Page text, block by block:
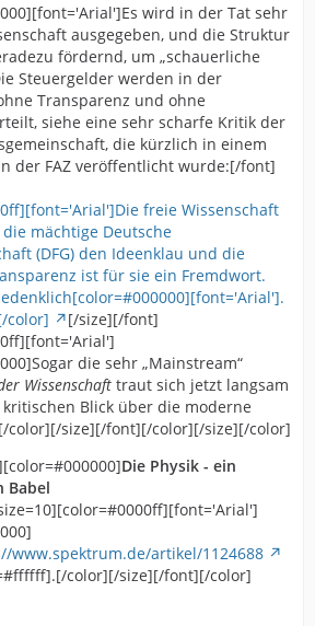
wird in der Tat sehr
ausgegeben, und die Struktur
fördernd, um „schauerliche
Steuergelder werden in der
Transparenz und ohne
siehe eine sehr scharfe Kritik der
die kürzlich in einem
der FAZ veröffentlicht wurde:[/font]
freie Wissenschaft
mächtige Deutsche
(DFG) den Ideenklau und die
ist für sie ein Fremdwort.
color]
[/size][/font]
die sehr „Mainstream“
Wissenschaft traut sich jetzt langsam
Blick über die moderne
color][/size][/font][/color][/size][/color]
Die Physik - ein
Babel
www.spektrum.de/artikel/1124688
color][/size][/font][/color]